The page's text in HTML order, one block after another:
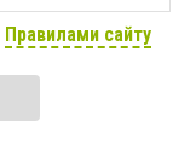
Правилами сайту